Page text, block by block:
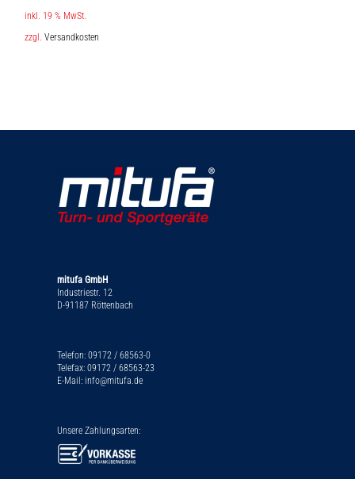
inkl. 19 % MwSt.
zzgl.Versandkosten
mitufa GmbH
Industriestr. 12
D-91187 Röttenbach
Telefon: 09172 / 68563-0
Telefax: 09172 / 68563-23
E-Mail: info@mitufa.de
Unsere Zahlungsarten: